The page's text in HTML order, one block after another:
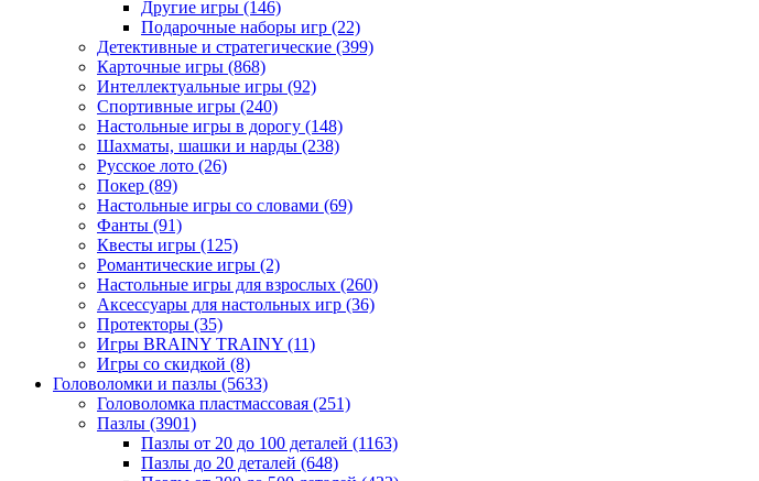
Другие игры (146)
Подарочные наборы игр (22)
Детективные и стратегические (399)
Карточные игры (868)
Интеллектуальные игры (92)
Спортивные игры (240)
Настольные игры в дорогу (148)
Шахматы, шашки и нарды (238)
Русское лото (26)
Покер (89)
Настольные игры со словами (69)
Фанты (91)
Квесты игры (125)
Романтические игры (2)
Настольные игры для взрослых (260)
Аксессуары для настольных игр (36)
Протекторы (35)
Игры BRAINY TRAINY (11)
Игры со скидкой (8)
Головоломки и пазлы (5633)
Головоломка пластмассовая (251)
Пазлы (3901)
Пазлы от 20 до 100 деталей (1163)
Пазлы до 20 деталей (648)